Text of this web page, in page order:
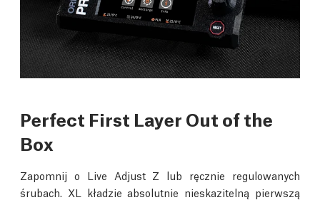
Perfect First Layer Out of the
Box
Zapomnij o Live Adjust Z lub ręcznie regulowanych
śrubach. XL kładzie absolutnie nieskazitelną pierwszą